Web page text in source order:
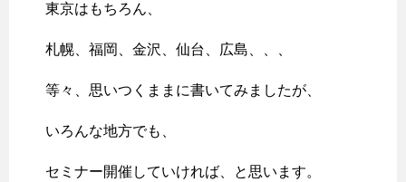
東京はもちろん、
札幌、福岡、金沢、仙台、広島、、、
等々、思いつくままに書いてみましたが、
いろんな地方でも、
セミナー開催していければ、と思います。